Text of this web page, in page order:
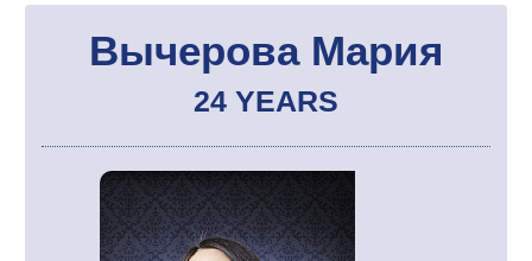
About pageant
Participants
Gallery
Вычерова Мария
24 YEARS